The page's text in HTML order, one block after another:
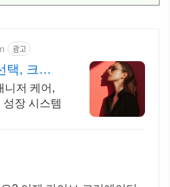
광고
택, 크리
니저 케어,
장 시스템